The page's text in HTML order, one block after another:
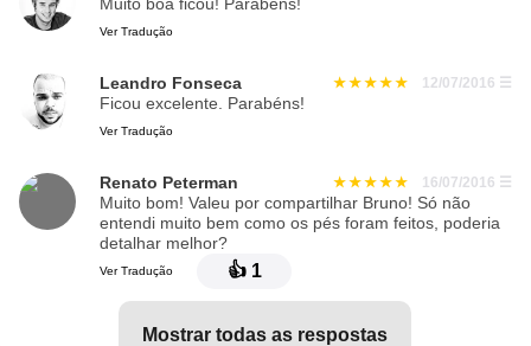
Muito boa ficou! Parabéns!
Ver Tradução
Leandro Fonseca 12/07/2016 ☰
Ficou excelente. Parabéns!
Ver Tradução
Renato Peterman 16/07/2016 ☰
Muito bom! Valeu por compartilhar Bruno! Só não
entendi muito bem como os pés foram feitos, poderia
detalhar melhor?
Ver Tradução 👍 1
mostrar todas as respostas